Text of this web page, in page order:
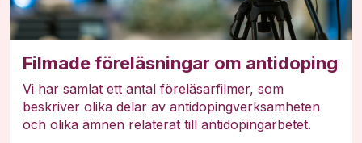
Filmade föreläsningar om antidoping
Vi har samlat ett antal föreläsarfilmer, som
beskriver olika delar av antidopingverksamheten
och olika ämnen relaterat till antidopingarbetet.